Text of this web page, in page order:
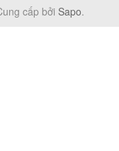
cấp bởi Sapo.